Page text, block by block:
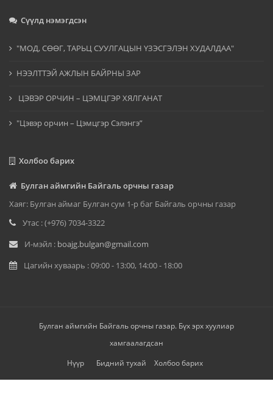
Сүүлд нэмэгдсэн
"МОД, СӨӨГ, ТАРЬЦ СУУЛГАЦЫН ҮЗЭСГЭЛЭН ХУДАЛДАА"
НЭЭЛТТЭЙ АЖЛЫН БАЙРНЫ ЗАР
ЦЭВЭР ОРЧИН – ЦЭМЦГЭР ХЯЛГАНАТ
"Цэвэр орчин – Цэмцгэр Сэлэнгэ”
Холбоо барих
Булган аймгийн Байгаль орчны газар
Хаяг: Булган аймаг Булган сум 1-р баг Байгаль орчны газар
Утас : (+976) 7034-3322
И-мэйл : boajg.bulgan@gmail.com
Цагийн хуваарь : 09:00 - 13:00, 14:00 - 18:00
Булган аймгийн Байгаль орчны газар. Бүх эрх хуулиар
хамгаалагдсан
Нүүр
Бидний тухай Холбоо барих